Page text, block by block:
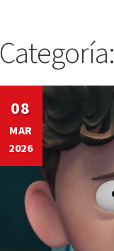
Categoría:
08
MAR
2026